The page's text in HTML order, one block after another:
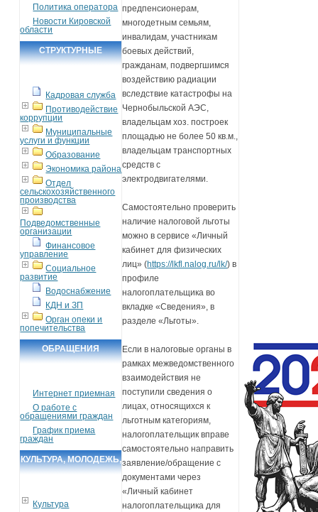
Политика оператора
Новости Кировской
области
СТРУКТУРНЫЕ
Кадровая служба
Противодействие
коррупции
Муниципальные
услуги и функции
Образование
Экономика района
Отдел
сельскохозяйственного
производства
Подведомственные
организации
Финансовое
управление
Социальное
развитие
Водоснабжение
КДН и ЗП
Орган опеки и
попечительства
ОБРАЩЕНИЯ
Интернет приемная
О работе с
обращениями граждан
График приема
граждан
КУЛЬТУРА, МОЛОДЕЖЬ,
Культура
предпенсионерам,
многодетным семьям,
инвалидам, участникам
боевых действий,
гражданам, подвергшимся
воздействию радиации
вследствие катастрофы на
Чернобыльской АЭС,
владельцам хоз. построек
площадью не более 50 кв.м.,
владельцам транспортных
средств с
электродвигателями.
Самостоятельно проверить
наличие налоговой льготы
можно в сервисе «Личный
кабинет для физических
лиц» (https://lkfl.nalog.ru/lk/) в
профиле
налогоплательщика во
вкладке «Сведения», в
разделе «Льготы».
Если в налоговые органы в
рамках межведомственного
взаимодействия не
поступили сведения о
лицах, относящихся к
льготным категориям,
налогоплательщик вправе
самостоятельно направить
заявление/обращение с
документами через
«Личный кабинет
налогоплательщика для